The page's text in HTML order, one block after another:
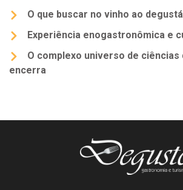
O que buscar no vinho ao
Experiência enogastronômica e
O complexo universo de ciências
encerra